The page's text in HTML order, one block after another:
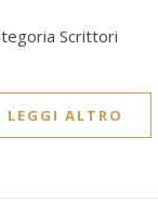
Scrittori
LEGGI ALTRO